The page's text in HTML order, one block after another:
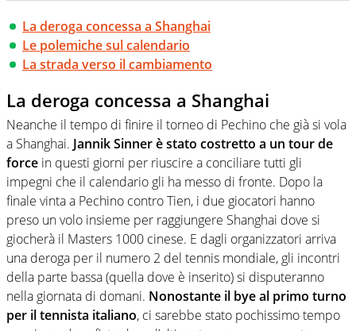
La deroga concessa a Shanghai
Le polemiche sul calendario
La strada verso il cambiamento
La deroga concessa a Shanghai
Neanche il tempo di finire il torneo di Pechino che già si vola
a Shanghai. Jannik Sinner è stato costretto a un tour de
force in questi giorni per riuscire a conciliare tutti gli
impegni che il calendario gli ha messo di fronte. Dopo la
finale vinta a Pechino contro Tien, i due giocatori hanno
preso un volo insieme per raggiungere Shanghai dove si
giocherà il Masters 1000 cinese. E dagli organizzatori arriva
una deroga per il numero 2 del tennis mondiale, gli incontri
della parte bassa (quella dove è inserito) si disputeranno
nella giornata di domani. Nonostante il bye al primo turno
per il tennista italiano, ci sarebbe stato pochissimo tempo